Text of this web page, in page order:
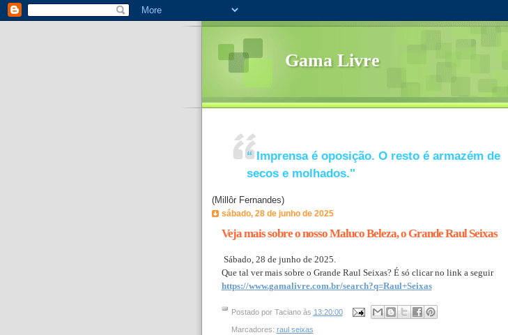
Gama Livre
“ Imprensa é oposição. O resto é armazém de
secos e molhados."
(Millôr Fernandes)
sábado, 28 de junho de 2025
Veja mais sobre o nosso Maluco Beleza, o Grande Raul Seixas
Sábado, 28 de junho de 2025.
Que tal ver mais sobre o Grande Raul Seixas? É só clicar no link a seguir
https://www.gamalivre.com.br/search?q=Raul+Seixas
Postado por Taciano às 13:20:00
Marcadores: raul seixas